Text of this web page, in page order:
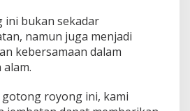
bukan sekadar
namun juga menjadi
kebersamaan dalam
royong ini, kami